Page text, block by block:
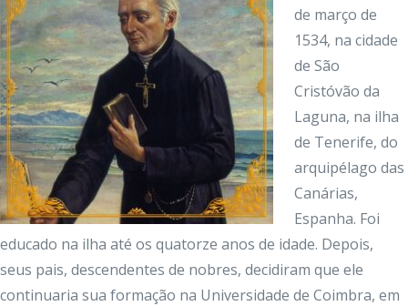
de março de
1534, na cidade
de São
Cristóvão da
Laguna, na ilha
de Tenerife, do
arquipélago das
Canárias,
Espanha. Foi
educado na ilha até os quatorze anos de idade. Depois,
seus pais, descendentes de nobres, decidiram que ele
continuaria sua formação na Universidade de Coimbra, em